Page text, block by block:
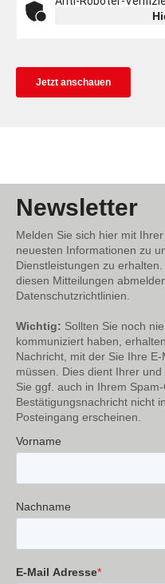
Newsletter
Melden Sie sich hier mit
neuesten Informationen zu
Dienstleistungen zu
diesen Mitteilungen
Datenschutzrichtlinien.
Wichtig: Sollten Sie noch
kommuniziert haben,
Nachricht, mit der Sie Ihre
müssen. Dies dient Ihrer
Sie ggf. auch in Ihrem
Bestätigungsnachricht nicht
Posteingang erscheinen.